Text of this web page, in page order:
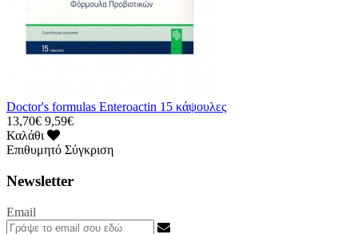
Doctor's formulas Enteroactin 15 κάψουλες
13,70€ 9,59€
Καλάθι
Επιθυμητό Σύγκριση
Newsletter
Email